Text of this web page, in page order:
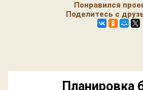
Понравился
Поделитесь с
Планировка